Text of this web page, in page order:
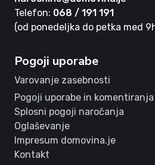
Telefon: 068 / 191 191
(od ponedeljka do petka med
Pogoji uporabe
Varovanje zasebnosti
Pogoji uporabe in komentiranja
Splosni pogoji naročanja
Oglaševanje
Impresum domovina.je
Kontakt